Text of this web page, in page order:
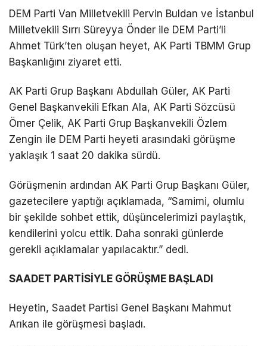
DEM Parti Van Milletvekili Pervin Buldan ve İstanbul
Milletvekili Sırrı Süreyya Önder ile DEM Parti’li
Ahmet Türk’ten oluşan heyet, AK Parti TBMM Grup
Başkanlığını ziyaret etti.
AK Parti Grup Başkanı Abdullah Güler, AK Parti
Genel Başkanvekili Efkan Ala, AK Parti Sözcüsü
Ömer Çelik, AK Parti Grup Başkanvekili Özlem
Zengin ile DEM Parti heyeti arasındaki görüşme
yaklaşık 1 saat 20 dakika sürdü.
Görüşmenin ardından AK Parti Grup Başkanı Güler,
gazetecilere yaptığı açıklamada, “Samimi, olumlu
bir şekilde sohbet ettik, düşüncelerimizi paylaştık,
kendilerini yolcu ettik. Daha sonraki günlerde
gerekli açıklamalar yapılacaktır.” dedi.
SAADET PARTİSİYLE GÖRÜŞME BAŞLADI
Heyetin, Saadet Partisi Genel Başkanı Mahmut
Arıkan ile görüşmesi başladı.